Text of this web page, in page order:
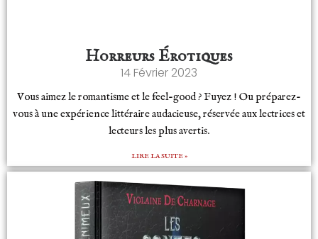
Horreurs Érotiques
14 Février 2023
Vous aimez le romantisme et le feel-good ? Fuyez ! Ou préparez-
vous à une expérience littéraire audacieuse, réservée aux lectrices et
lecteurs les plus avertis.
LIRE LA SUITE »